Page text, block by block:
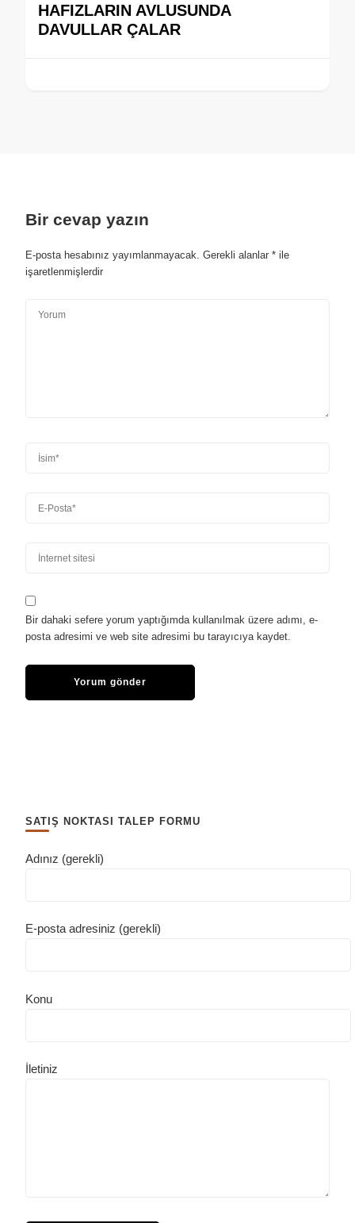
HAFIZLARIN AVLUSUNDA
DAVULLAR ÇALAR
Bir cevap yazın
E-posta hesabınız yayımlanmayacak. Gerekli alanlar * ile
işaretlenmişlerdir
Bir dahaki sefere yorum yaptığımda kullanılmak üzere adımı, e-
posta adresimi ve web site adresimi bu tarayıcıya kaydet.
SATIŞ NOKTASI TALEP FORMU
Adınız (gerekli)
E-posta adresiniz (gerekli)
Konu
İletiniz